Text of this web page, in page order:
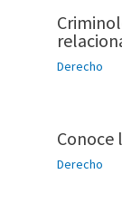
Derecho
Conoce
Derecho